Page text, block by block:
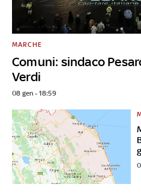
Comuni: sindaco
Verdi
MARCHE
08 gen - 18:59